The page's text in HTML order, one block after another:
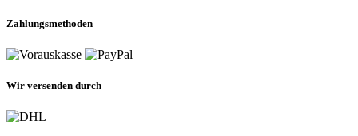
Zahlungsmethoden
Wir versenden durch